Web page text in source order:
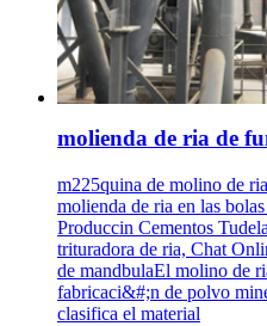
molienda de ria de
m225quina de molino de
molienda de ria en las
Produccin Cementos
trituradora de ria, Chat
de mandbulaEl molino de
fabricaci&#;n de polvo
clasifica el material